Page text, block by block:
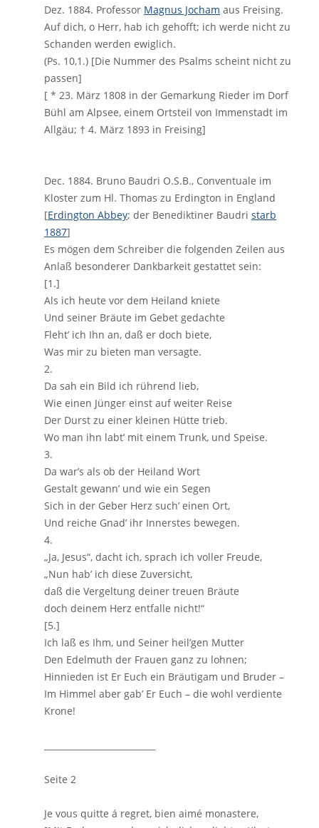
Dez. 1884. Professor Magnus Jocham aus Freising.
Auf dich, o Herr, hab ich gehofft; ich werde nicht zu
Schanden werden ewiglich.
(Ps. 10,1.) [Die Nummer des Psalms scheint nicht zu
passen]
[ * 23. März 1808 in der Gemarkung Rieder im Dorf
Bühl am Alpsee, einem Ortsteil von Immenstadt im
Allgäu; † 4. März 1893 in Freising]
Dec. 1884. Bruno Baudri O.S.B., Conventuale im
Kloster zum Hl. Thomas zu Erdington in England
[Erdington Abbey; der Benediktiner Baudri starb
1887]
Es mögen dem Schreiber die folgenden Zeilen aus
Anlaß besonderer Dankbarkeit gestattet sein:
[1.]
Als ich heute vor dem Heiland kniete
Und seiner Bräute im Gebet gedachte
Fleht’ ich Ihn an, daß er doch biete,
Was mir zu bieten man versagte.
2.
Da sah ein Bild ich rührend lieb,
Wie einen Jünger einst auf weiter Reise
Der Durst zu einer kleinen Hütte trieb.
Wo man ihn labt’ mit einem Trunk, und Speise.
3.
Da war’s als ob der Heiland Wort
Gestalt gewann’ und wie ein Segen
Sich in der Geber Herz such’ einen Ort,
Und reiche Gnad’ ihr Innerstes bewegen.
4.
„Ja, Jesus“, dacht ich, sprach ich voller Freude,
„Nun hab’ ich diese Zuversicht,
daß die Vergeltung deiner treuen Bräute
doch deinem Herz entfalle nicht!“
[5.]
Ich laß es Ihm, und Seiner heil’gen Mutter
Den Edelmuth der Frauen ganz zu lohnen;
Hinnieden ist Er Euch ein Bräutigam und Bruder –
Im Himmel aber gab’ Er Euch – die wohl verdiente
Krone!
Seite 2
Je vous quitte á regret, bien aimé monastere,